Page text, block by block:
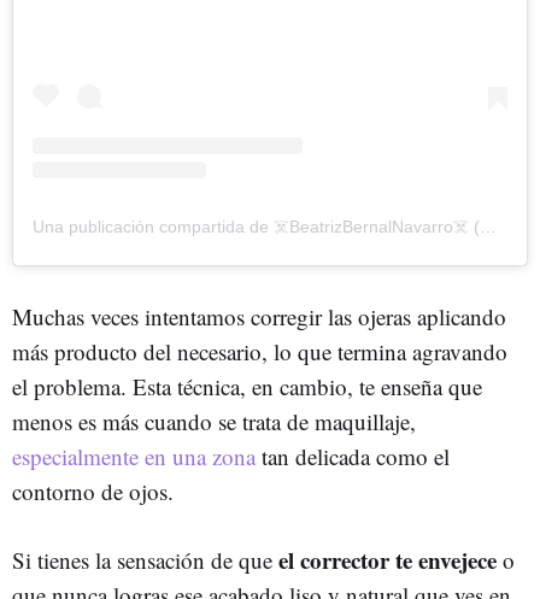
Una publicación compartida de ☠️BeatrizBernalNavarro☠️ (@beatrizbena_)
Muchas veces intentamos corregir las ojeras aplicando
más producto del necesario, lo que termina agravando
el problema. Esta técnica, en cambio, te enseña que
menos es más cuando se trata de maquillaje,
especialmente en una zona tan delicada como el
contorno de ojos.
Si tienes la sensación de que el corrector te envejece o